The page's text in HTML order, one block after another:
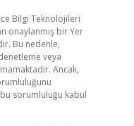
Bilgi Teknolojileri
onaylanmış bir Yer
Bu nedenle,
veya
Ancak,
sorumluluğu kabul